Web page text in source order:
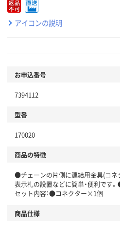
アイコンの説明
お申込番号
7394112
型番
170020
商品の特徴
●チェーンの片側に連結用金具(コネ
表示札の設置などに簡単・便利です
セット内容：●コネクター×1個
商品仕様